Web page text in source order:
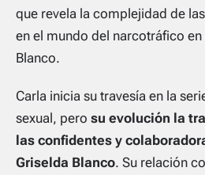
que revela la complejidad de
en el mundo del narcotráfico en
Blanco.
Carla inicia su travesía en la
sexual, pero su evolución la
las confidentes y
Griselda Blanco. Su relación